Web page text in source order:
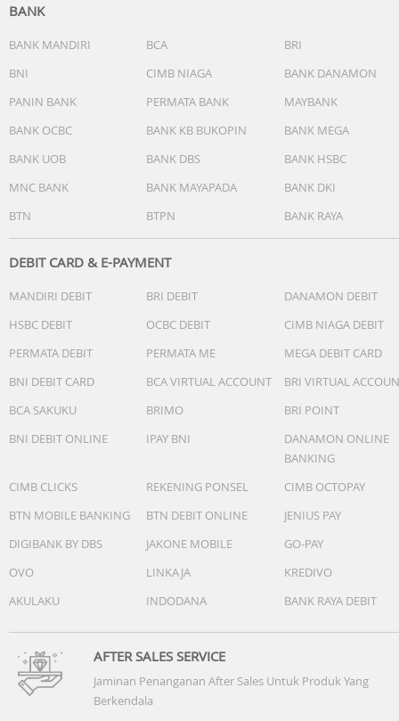
Dengan baterai kuat 5.200mAh, D9 Max Gen 2 dapat
pengisian daya. Dengan durasi penyapuan dan
pembersihan yang terus-menerus hingga 285 menit**,
luas.
D9 Max Gen 2 dapat menghilangkan rambut dan kotoran
yang tertanam dari karpet dengan efisien serta dapat
Anda.
Spesifikasi
Kekuatan Hisap: 6.000Pa
Baterai: 5.200mAh
Tangki Air: 235ml
Ketinggian Mendaki: 2cm
virtual / Jadwal
Dimensi: 35 x 35 x 9.6cm
Included in the Box
Robot Vacuum
Charging Dock
Water Tank
Mop Pad
BANK
BANK MANDIRI BCA
BRI
BNI
CIMB NIAGA
BANK DANAMON
PANIN BANK
PERMATA BANK
MAYBANK
BANK OCBC
BANK KB BUKOPIN
BANK MEGA
BANK UOB
BANK DBS
BANK HSBC
MNC BANK
BANK MAYAPADA
BANK DKI
BTN
BTPN BANK RAYA
DEBIT CARD & E-PAYMENT
MANDIRI DEBIT BRI DEBIT
DANAMON DEBIT
HSBC DEBIT
OCBC DEBIT
CIMB NIAGA DEBIT
PERMATA DEBIT
PERMATA ME
MEGA DEBIT CARD
BNI DEBIT CARD
BCA VIRTUAL ACCOUNT
BRI VIRTUAL
BCA SAKUKU
BRIMO
BRI POINT
BNI DEBIT ONLINE
IPAY BNI
DANAMON ONLINE
BANKING
CIMB CLICKS
REKENING PONSEL
CIMB OCTOPAY
BTN MOBILE BANKING
BTN DEBIT ONLINE
JENIUS PAY
DIGIBANK BY DBS
JAKONE MOBILE
GO-PAY
OVO
LINKAJA
KREDIVO
AKULAKU
INDODANA BANK RAYA DEBIT
AFTER SALES SERVICE
Jaminan Penanganan After Sales Untuk Produk Yang
Berkendala